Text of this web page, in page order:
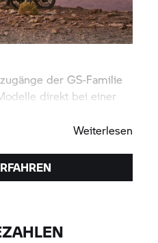
der GS-Familie
direkt bei einer
Weiterlesen